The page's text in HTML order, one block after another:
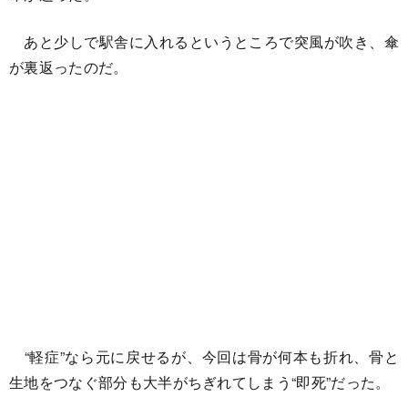
あと少しで駅舎に入れるというところで突風が吹き、傘
が裏返ったのだ。
“軽症”なら元に戻せるが、今回は骨が何本も折れ、骨と
生地をつなぐ部分も大半がちぎれてしまう“即死”だった。